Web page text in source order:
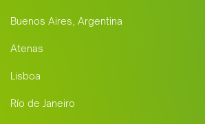
Buenos Aires, Argentina
Atenas
Lisboa
Río de Janeiro